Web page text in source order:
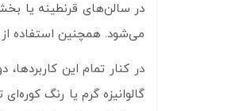
می‌شود. همچنین استفاده از
در کنار تمام این
گالوانیزه گرم یا رنگ